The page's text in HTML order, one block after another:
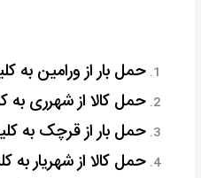
حمل بار از ورامین به
حمل کالا از شهرری به
حمل بار از قرچک به
حمل کالا از شهریار به